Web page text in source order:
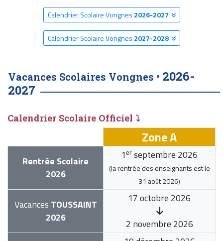
Calendrier Scolaire Vongnes 2026-2027
Calendrier Scolaire Vongnes 2027-2028
Vacances Scolaires Vongnes • 2026-
2027
Calendrier Scolaire Officiel ⤵
Zone A
Rentrée Scolaire
2026
1 er septembre 2026
(la rentrée des enseignants est le
31 août 2026)
Vacances TOUSSAINT
2026
17 octobre 2026
2 novembre 2026